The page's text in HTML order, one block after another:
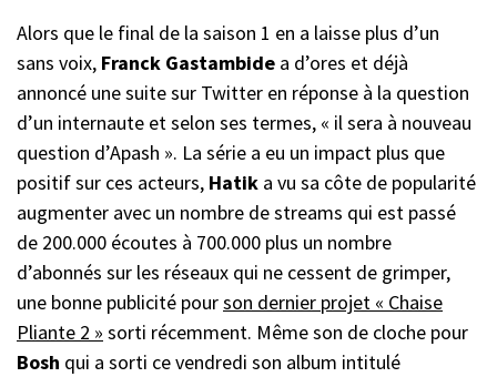
Alors que le final de la saison 1 en a laisse plus d’un
sans voix, Franck Gastambide a d’ores et déjà
annoncé une suite sur Twitter en réponse à la question
d’un internaute et selon ses termes, « il sera à nouveau
question d’Apash ». La série a eu un impact plus que
positif sur ces acteurs, Hatik a vu sa côte de popularité
augmenter avec un nombre de streams qui est passé
de 200.000 écoutes à 700.000 plus un nombre
d’abonnés sur les réseaux qui ne cessent de grimper,
une bonne publicité pourson dernier projet « Chaise
Pliante 2 » sorti récemment. Même son de cloche pour
Bosh qui a sorti ce vendredi son album intitulé